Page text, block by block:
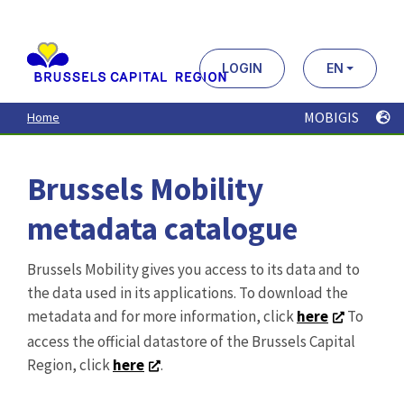
contenu
principal
LOGIN EN
Home MOBIGIS
Brussels Mobility
metadata catalogue
Brussels Mobility gives you access to its data and to
the data used in its applications. To download the
metadata and for more information, clickhere
To
access the official datastore of the Brussels Capital
Region, clickhere .